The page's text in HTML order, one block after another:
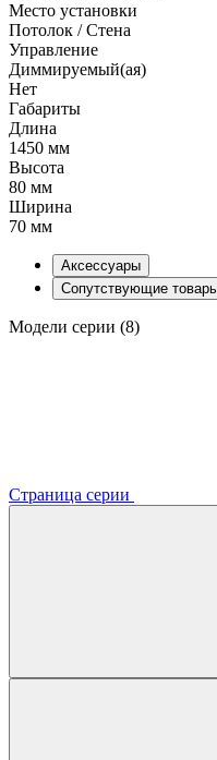
Место установки
Потолок / Cтена
Управление
Диммируемый(ая)
Нет
Габариты
Длина
1450 мм
Высота
80 мм
Ширина
70 мм
Аксессуары
Сопутствующие
Модели серии (8)
Страница серии